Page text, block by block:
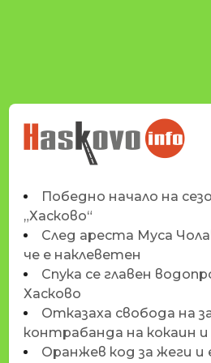
НОВИНИТЕ НА
HASKOVO.INFO
Победно начало на
„Хасково“
След ареста Муса
че е наклеветен
Спука се главен
Хасково
Отказаха свобода на
контрабанда на кокаин
Оранжев код за жеги и